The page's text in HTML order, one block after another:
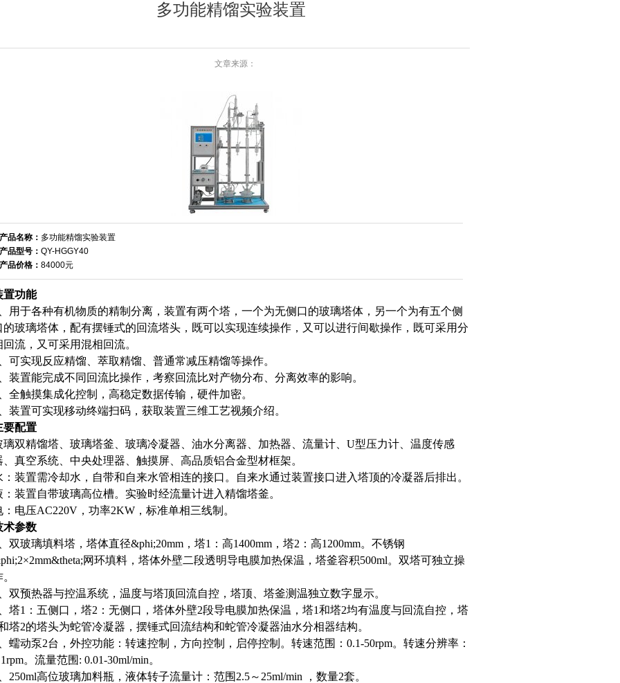
多功能精馏实验装置
文章来源：
产品名称： 多功能精馏实验装置
产品型号： QY-HGGY40
产品价格： 84000元
置功能
用于各种有机物质的精制分离，装置有两个塔，一个为无侧口的玻璃塔体，另一个为有五个侧
的玻璃塔体，配有摆锤式的回流塔头，既可以实现连续操作，又可以进行间歇操作，既可采用分
回流，又可采用混相回流。
可实现反应精馏、萃取精馏、普通常减压精馏等操作。
装置能完成不同回流比操作，考察回流比对产物分布、分离效率的影响。
全触摸集成化控制，高稳定数据传输，硬件加密。
装置可实现移动终端扫码，获取装置三维工艺视频介绍。
要配置
璃双精馏塔、玻璃塔釜、玻璃冷凝器、油水分离器、加热器、流量计、U型压力计、温度传感
、真空系统、中央处理器、触摸屏、高品质铝合金型材框架。
：装置需冷却水，自带和自来水管相连的接口。自来水通过装置接口进入塔顶的冷凝器后排出。
：装置自带玻璃高位槽。实验时经流量计进入精馏塔釜。
：电压AC220V，功率2KW，标准单相三线制。
术参数
双玻璃填料塔，塔体直径&phi;20mm，塔1：高1400mm，塔2：高1200mm。不锈钢
网环填料，塔体外壁二段透明导电膜加热保温，塔釜容积500ml。双塔可独立操
双预热器与控温系统，温度与塔顶回流自控，塔顶、塔釜测温独立数字显示。
塔1：五侧口，塔2：无侧口，塔体外壁2段导电膜加热保温，塔1和塔2均有温度与回流自控，塔
塔2的塔头为蛇管冷凝器，摆锤式回流结构和蛇管冷凝器油水分相器结构。
蠕动泵2台，外控功能：转速控制，方向控制，启停控制。转速范围：0.1-50rpm。转速分辨率：
。流量范围: 0.01-30ml/min。
250ml高位玻璃加料瓶，液体转子流量计：范围2.5～25ml/min ，数量2套。